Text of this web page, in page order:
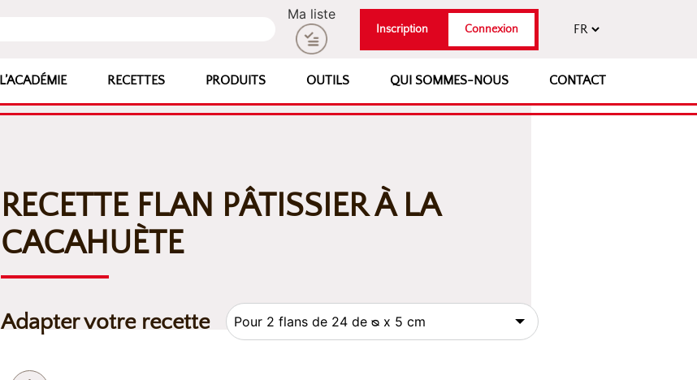
Ma liste
Inscription Connexion
L’ACADÉMIE RECETTES PRODUITS OUTILS QUI SOMMES-NOUS CONTACT
RECETTE FLAN PÂTISSIER À LA
CACAHUÈTE
Adapter votre recette